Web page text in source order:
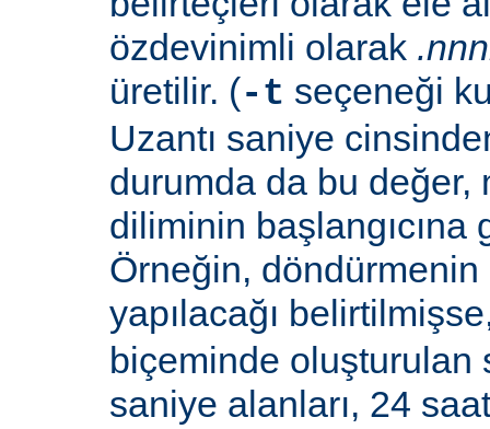
özdevinimli olarak
üretilir. (-t seçeneği
Uzantı saniye
durumda da bu değer,
diliminin başlangıcına
Örneğin,
yapılacağı
biçeminde oluşturulan
saniye alanları, 24